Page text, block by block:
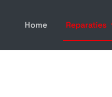
Home Reparaties